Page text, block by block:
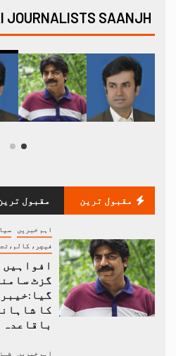
JOURNALISTS SAANJH
مقبول ترین مقبول
اہم خبریں
فیچر،
گزٹ
کا
اہم خبریں